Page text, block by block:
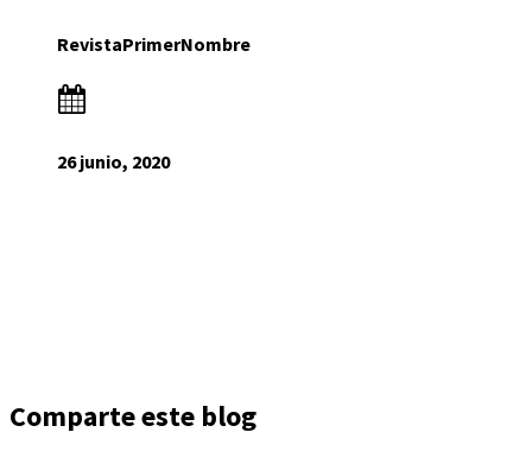
RevistaPrimerNombre
26 junio, 2020
Comparte este blog